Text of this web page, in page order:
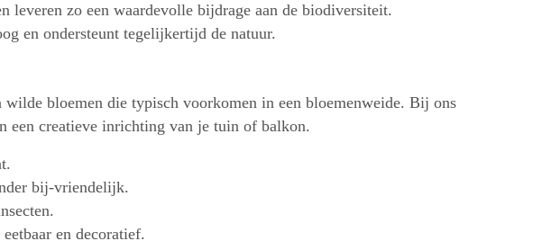
leveren zo een waardevolle bijdrage aan de biodiversiteit.
en ondersteunt tegelijkertijd de natuur.
bloemen die typisch voorkomen in een bloemenweide. Bij ons
een creatieve inrichting van je tuin of balkon.
bij-vriendelijk.
en decoratief.